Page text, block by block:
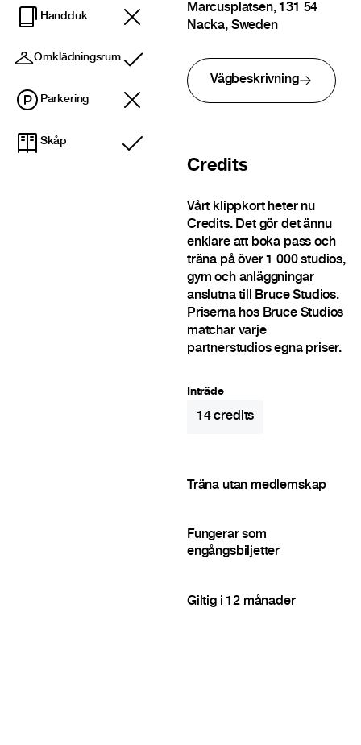
Handduk
Omklädningsrum
Ingår
Parkering
Skåp
Ingår
Marcusplatsen, 131 54
Nacka, Sweden
Vägbeskrivning
Credits
Vårt klippkort heter nu
Credits. Det gör det ännu
enklare att boka pass och
träna på över 1 000 studios,
gym och anläggningar
anslutna till Bruce Studios.
Priserna hos Bruce Studios
matchar varje
partnerstudios egna priser.
Inträde
14credits
Träna utan medlemskap
Fungerar som
engångsbiljetter
Giltig i 12 månader